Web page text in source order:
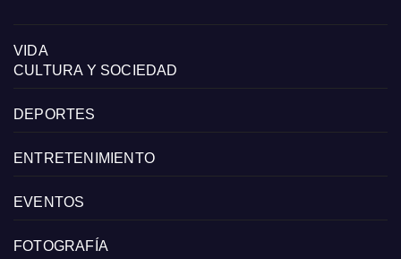
VIDA
CULTURA Y SOCIEDAD
DEPORTES
ENTRETENIMIENTO
EVENTOS
FOTOGRAFÍA